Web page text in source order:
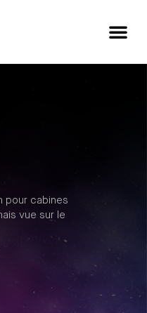
Un nouveau site de production
au Vietnam pour Aerem
pour cabines
vue sur le